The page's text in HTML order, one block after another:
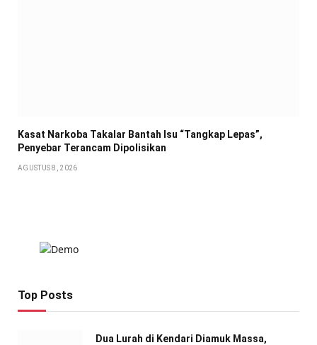
Kasat Narkoba Takalar Bantah Isu “Tangkap Lepas”,
Penyebar Terancam Dipolisikan
AGUSTUS 8, 2026
Top Posts
Dua Lurah di Kendari Diamuk Massa,